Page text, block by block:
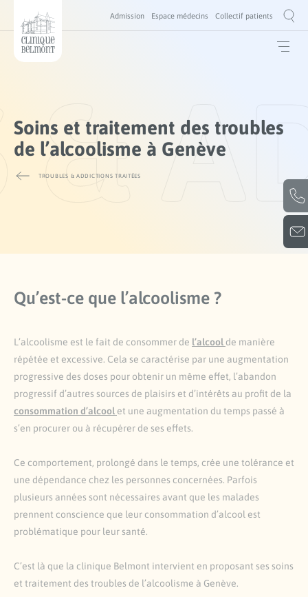
Admission Espace médecins Collectif patients
&
Soins et traitement des troubles
de l’alcoolisme à Genève
TROUBLES & ADDICTIONS TRAITÉES
Qu’est-ce que l’alcoolisme ?
L’alcoolisme est le fait de consommer de l’alcool de manière
répétée et excessive. Cela se caractérise par une augmentation
progressive des doses pour obtenir un même effet, l’abandon
progressif d’autres sources de plaisirs et d’intérêts au profit de la
consommation d’alcool et une augmentation du temps passé à
s’en procurer ou à récupérer de ses effets.
Ce comportement, prolongé dans le temps, crée une tolérance et
une dépendance chez les personnes concernées. Parfois
plusieurs années sont nécessaires avant que les malades
prennent conscience que leur consommation d’alcool est
problématique pour leur santé.
C’est là que la clinique Belmont intervient en proposant ses soins
et traitement des troubles de l’alcoolisme à Genève.